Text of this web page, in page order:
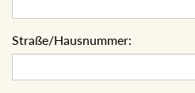
Straße/Hausnummer: